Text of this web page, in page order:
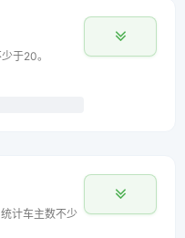
于20。
计车主数不少